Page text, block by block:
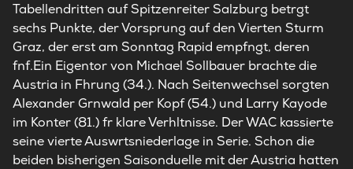
Tabellendritten auf Spitzenreiter Salzburg betrgt
sechs Punkte, der Vorsprung auf den Vierten Sturm
Graz, der erst am Sonntag Rapid empfngt, deren
fnf.Ein Eigentor von Michael Sollbauer brachte die
Austria in Fhrung (34.). Nach Seitenwechsel sorgten
Alexander Grnwald per Kopf (54.) und Larry Kayode
im Konter (81.) fr klare Verhltnisse. Der WAC kassierte
seine vierte Auswrtsniederlage in Serie. Schon die
beiden bisherigen Saisonduelle mit der Austria hatten